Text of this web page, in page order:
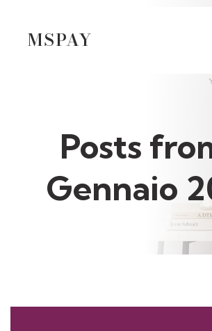
MSPAY
Posts
Gennaio